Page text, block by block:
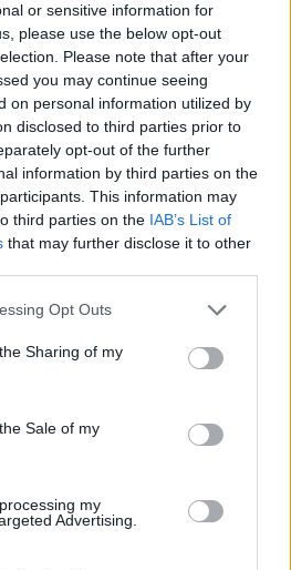
or sensitive information for
please use the below opt-out
Please note that after your
you may continue seeing
on personal information utilized by
disclosed to third parties prior to
opt-out of the further
information by third parties on the
This information may
third parties on the IAB’s List of
that may further disclose it to other
Opt Outs
Sharing of my
Sale of my
my
Advertising.